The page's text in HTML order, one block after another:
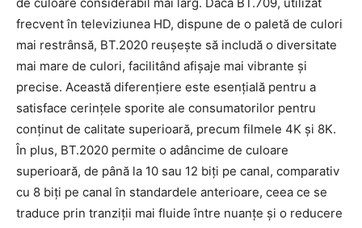
frecvent în televiziunea HD, dispune de o paletă de culori
mai restrânsă, BT.2020 reușește să includă o diversitate
mai mare de culori, facilitând afișaje mai vibrante și
precise. Această diferențiere este esențială pentru a
satisface cerințele sporite ale consumatorilor pentru
conținut de calitate superioară, precum filmele 4K și 8K.
În plus, BT.2020 permite o adâncime de culoare
superioară, de până la 10 sau 12 biți pe canal, comparativ
cu 8 biți pe canal în standardele anterioare, ceea ce se
traduce prin tranziții mai fluide între nuanțe și o reducere